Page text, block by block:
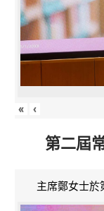
« ‹
第二屆
主席鄭女士於